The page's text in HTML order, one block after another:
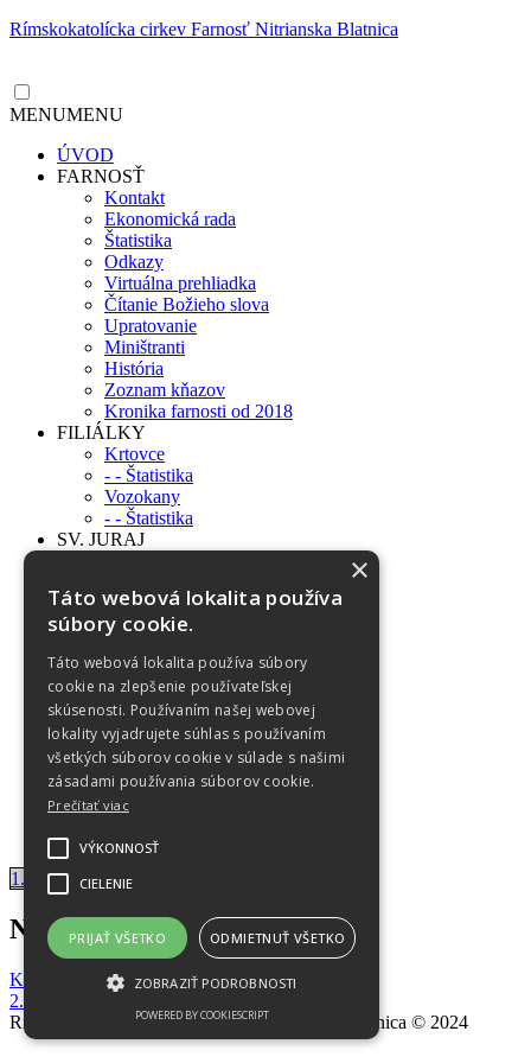
Rímskokatolícka cirkev Farnosť Nitrianska Blatnica
MENUMENU
ÚVOD
FARNOSŤ
Kontakt
Ekonomická rada
Štatistika
Odkazy
Virtuálna prehliadka
Čítanie Božieho slova
Upratovanie
Miništranti
História
Zoznam kňazov
Kronika farnosti od 2018
FILIÁLKY
Krtovce
- - Štatistika
Vozokany
- - Štatistika
SV. JURAJ
Virtuálna prehliadka
OZNAMY
Sviatosti
FOTOGALÉRIA
Objekty a budovy
Do 2017
2018
2019
2020
2022
OCHRANA OÚ
1. Veľkonočná nedeľa
Navigácia v článku
Kvetná nedeľa
2. Veľkonočná nedeľa
Rímskokatolícka Cirkev, Farnosť Nitrianska Blatnica © 2024
×
Táto webová lokalita používa
súbory cookie.
Táto webová lokalita používa súbory
cookie na zlepšenie používateľskej
skúsenosti. Používaním našej webovej
lokality vyjadrujete súhlas s používaním
všetkých súborov cookie v súlade s našimi
zásadami používania súborov cookie.
Prečítať viac
VÝKONNOSŤ
CIELENIE
PRIJAŤ VŠETKO ODMIETNUŤ VŠETKO
ZOBRAZIŤ PODROBNOSTI
POWERED BY COOKIESCRIPT